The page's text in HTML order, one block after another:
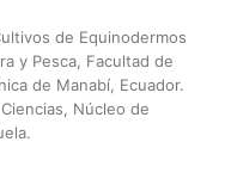
de Equinodermos
y Pesca, Facultad de
de Manabí, Ecuador.
Núcleo de